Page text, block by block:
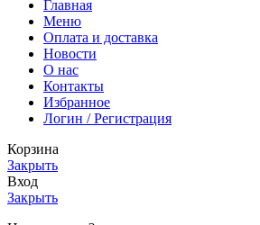
Главная
Меню
Оплата и доставка
Новости
О нас
Контакты
Избранное
Логин / Регистрация
Корзина
Закрыть
Вход
Закрыть